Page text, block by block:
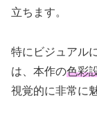
立ちます。
特にビジュアル
は、本作の色彩
視覚的に非常に